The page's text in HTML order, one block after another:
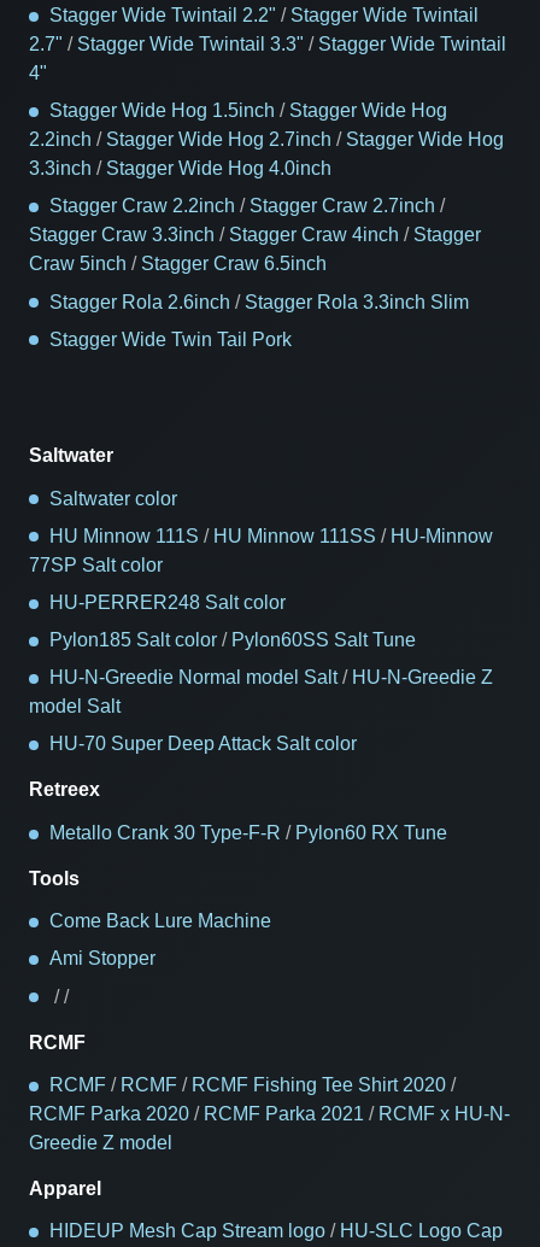
Stagger Wide Twintail 2.2" / Stagger Wide Twintail
2.7" / Stagger Wide Twintail 3.3" / Stagger Wide Twintail
4"
Stagger Wide Hog 1.5inch / Stagger Wide Hog
2.2inch / Stagger Wide Hog 2.7inch / Stagger Wide Hog
3.3inch / Stagger Wide Hog 4.0inch
Stagger Craw 2.2inch / Stagger Craw 2.7inch /
Stagger Craw 3.3inch / Stagger Craw 4inch / Stagger
Craw 5inch / Stagger Craw 6.5inch
Stagger Rola 2.6inch / Stagger Rola 3.3inch Slim
Stagger Wide Twin Tail Pork
Saltwater
Saltwater color
HU Minnow 111S / HU Minnow 111SS / HU-Minnow
77SP Salt color
HU-PERRER248 Salt color
Pylon185 Salt color/ Pylon60SS Salt Tune
HU-N-Greedie Normal model Salt/ HU-N-Greedie Z
model Salt
HU-70 Super Deep Attack Salt color
Retreex
Metallo Crank 30 Type-F-R / Pylon60 RX Tune
Tools
Come Back Lure Machine
Ami Stopper
//
RCMF
RCMF/ RCMF/ RCMF Fishing Tee Shirt 2020/
RCMF Parka 2020 / RCMF Parka 2021 / RCMF x HU-N-
Greedie Z model
Apparel
HIDEUP Mesh Cap Stream logo/ HU-SLC Logo Cap